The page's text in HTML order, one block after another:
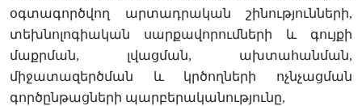
օգտագործվող արտադրական շինությունների,
տեխնոլոգիական սարքավորումների և գույքի
մաքրման, լվացման, ախտահանման,
միջատազերծման և կրծողների ոչնչացման
գործընթացների պարբերականությունը,